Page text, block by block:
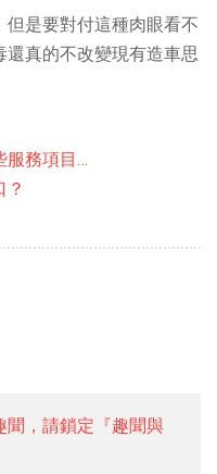
是要對付這種肉眼看不
還真的不改變現有造車思
服務項目…
？
，請鎖定『趣聞與